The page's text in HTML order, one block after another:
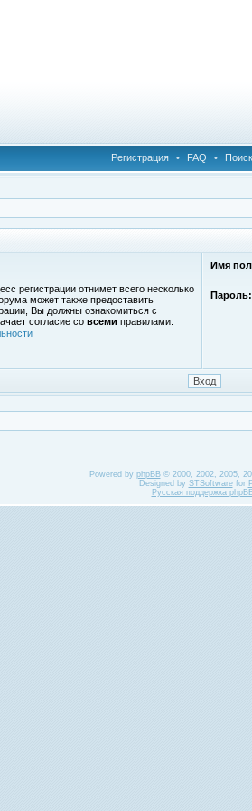
Регистрация • FAQ • Поиск
регистрации отнимет всего несколько
может также предоставить
Вы должны ознакомиться с
согласие со всеми правилами.
Имя
Пароль:
Powered by phpBB© 2000, 2002, 2005,
Designed by STSoftwarefor
Русская поддержка